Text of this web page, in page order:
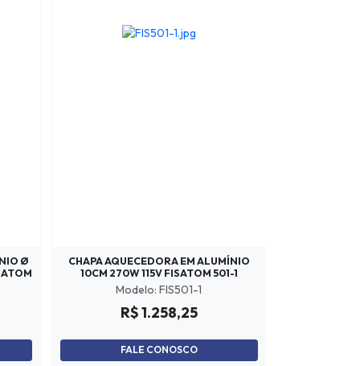
Ø
CHAPA AQUECEDORA EM ALUMÍNIO
10CM 270W 115V FISATOM 501-1
Modelo: FIS501-1
R$ 1.258,25
FALE CONOSCO